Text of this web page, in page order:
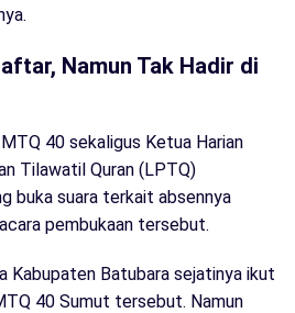
Namun Tak Hadir di
40 sekaligus Ketua Harian
Tilawatil Quran (LPTQ)
buka suara terkait absennya
pembukaan tersebut.
Kabupaten Batubara sejatinya ikut
40 Sumut tersebut. Namun